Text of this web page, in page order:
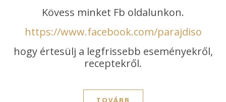
Kövess minket Fb oldalunkon.
https://www.facebook.com/parajdiso
hogy értesülj a legfrissebb eseményekről,
receptekről.
TOVÁBB